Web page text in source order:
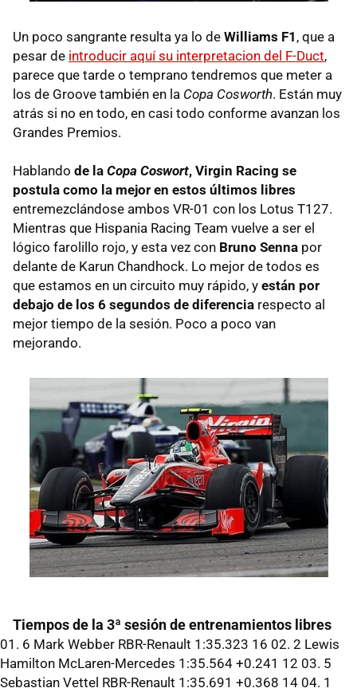
Un poco sangrante resulta ya lo de Williams F1 , que a
pesar de introducir aquí su interpretacion del F-Duct,
parece que tarde o temprano tendremos que meter a
los de Groove también en la Copa Cosworth. Están muy
atrás si no en todo, en casi todo conforme avanzan los
Grandes Premios.
Hablando de la Copa Coswort, Virgin Racing se
postula como la mejor en estos últimos libres
entremezclándose ambos VR-01 con los Lotus T127.
Mientras que Hispania Racing Team vuelve a ser el
lógico farolillo rojo, y esta vez con Bruno Senna por
delante de Karun Chandhock. Lo mejor de todos es
que estamos en un circuito muy rápido, y están por
debajo de los 6 segundos de diferencia respecto al
mejor tiempo de la sesión. Poco a poco van
mejorando.
Tiempos de la 3ª sesión de entrenamientos libres
01. 6 Mark Webber RBR-Renault 1:35.323 16 02. 2 Lewis
Hamilton McLaren-Mercedes 1:35.564 +0.241 12 03. 5
Sebastian Vettel RBR-Renault 1:35.691 +0.368 14 04. 1